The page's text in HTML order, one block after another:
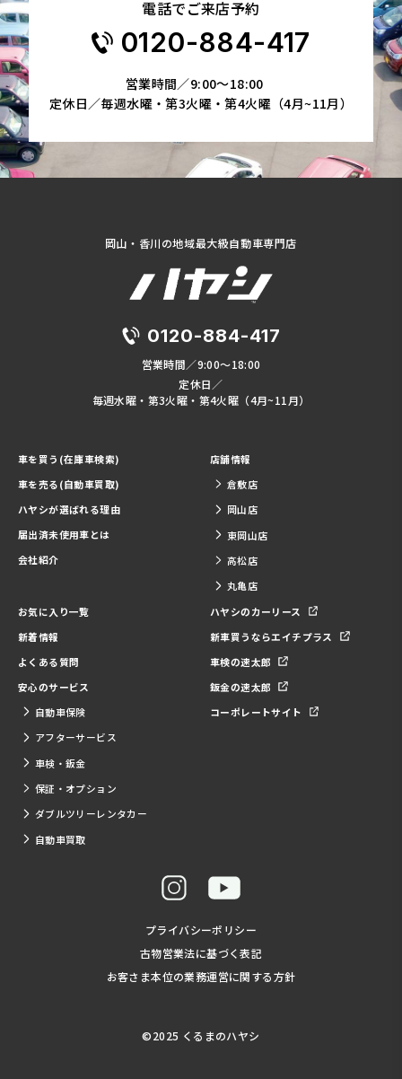
電話でご来店予約
0120-884-417
営業時間／9:00～18:00
定休日／毎週水曜・第3火曜・第4火曜（4月~11月）
岡山・香川の地域最大級自動車専門店
0120-884-417
営業時間／9:00～18:00
定休日／
毎週水曜・第3火曜・第4火曜（4月~11月）
車を買う(在庫車検索)
車を売る(自動車買取)
ハヤシが選ばれる理由
届出済未使用車とは
会社紹介
店舗情報
倉敷店
岡山店
東岡山店
高松店
丸亀店
お気に入り一覧
新着情報
よくある質問
安心のサービス
自動車保険
アフターサービス
車検・鈑金
保証・オプション
ダブルツリーレンタカー
自動車買取
ハヤシのカーリース
新車買うならエイチプラス
車検の速太郎
鈑金の速太郎
コーポレートサイト
プライバシーポリシー
古物営業法に基づく表記
お客さま本位の業務運営に関する方針
©2025 くるまのハヤシ